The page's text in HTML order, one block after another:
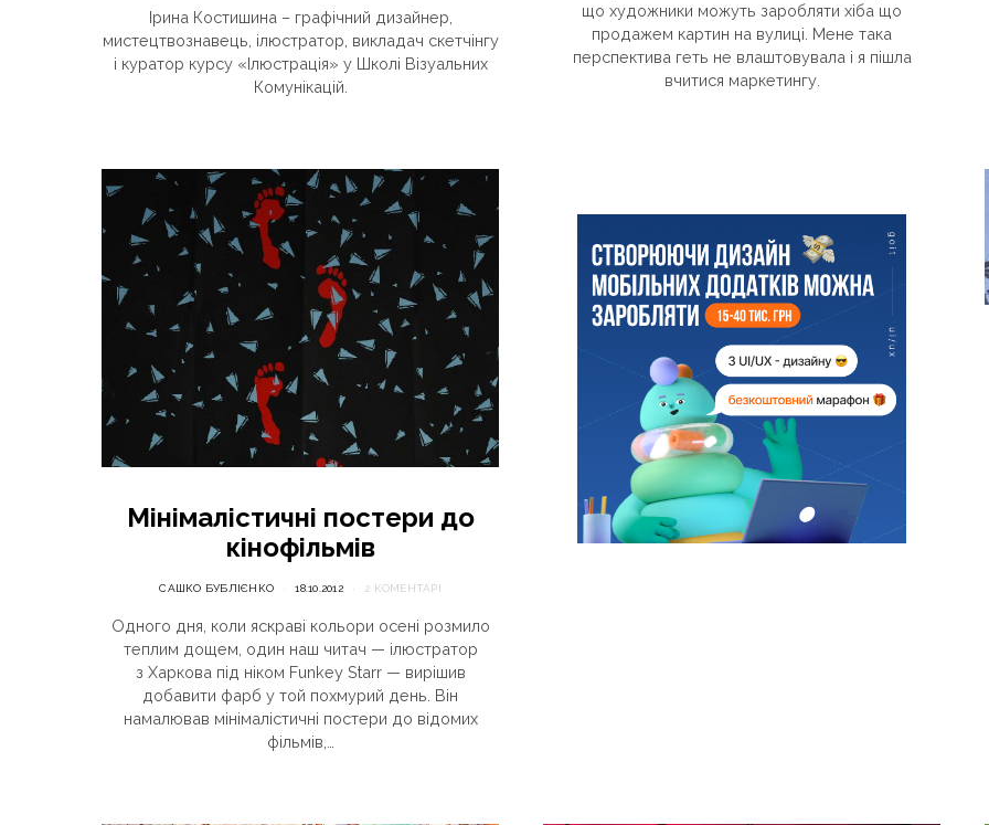
Ірина Костишина – графічний дизайнер,
мистецтвознавець, ілюстратор, викладач скетчінгу
і куратор курсу «Ілюстрація» у Школі Візуальних
Комунікацій.
що художники можуть заробляти хіба що
продажем картин на вулиці. Мене така
перспектива геть не влаштовувала і я пішла
вчитися маркетингу.
Мінімалістичні постери до
кінофільмів
САШКО БУБЛІЄНКО 18.10.2012 2 КОМЕНТАРІ
Одного дня, коли яскраві кольори осені розмило
теплим дощем, один наш читач — ілюстратор
з Харкова під ніком Funkey Starr — вирішив
добавити фарб у той похмурий день. Він
намалював мінімалістичні постери до відомих
фільмів,…